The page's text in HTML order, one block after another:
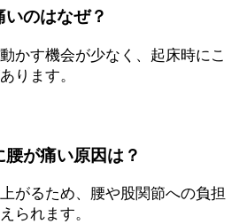
のはなぜ？
かす機会が少なく、起床時にこ
ります。
が痛い原因は？
がるため、腰や股関節への負担
られます。